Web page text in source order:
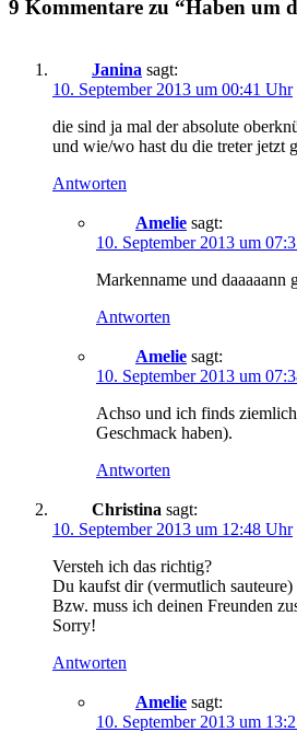
9 Kommentare zu “Haben um
Janina sagt:
10. September 2013 um 00:41 Uhr
die sind ja mal der absolute
und wie/wo hast du die treter jetzt
Antworten
Amelie sagt:
10. September 2013 um
Markenname und daaaaann
Antworten
Amelie sagt:
10. September 2013 um
Achso und ich finds
Geschmack haben).
Antworten
Christina sagt:
10. September 2013 um 12:48 Uhr
Versteh ich das richtig?
Du kaufst dir (vermutlich
Bzw. muss ich deinen Freunden
Sorry!
Antworten
Amelie sagt:
10. September 2013 um